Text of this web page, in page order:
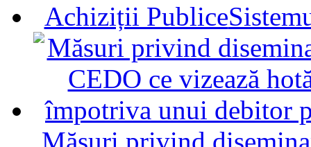
Măsuri privind